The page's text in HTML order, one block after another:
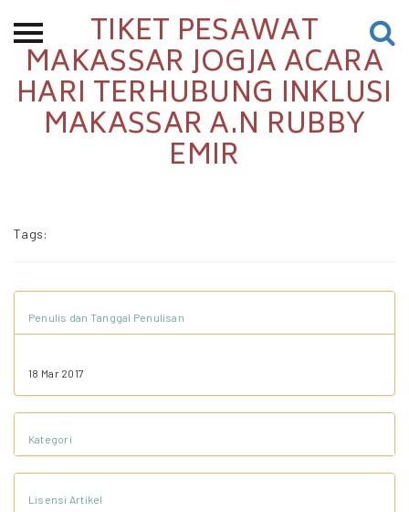
Beranda
Tentang
Permohonan Hibah
Proyek Terdahulu
Kredit Web-site
TIKET PESAWAT
MAKASSAR JOGJA ACARA
HARI TERHUBUNG INKLUSI
MAKASSAR A.N RUBBY
EMIR
Tags:
Penulis dan Tanggal Penulisan
18 Mar 2017
Kategori
Lisensi Artikel